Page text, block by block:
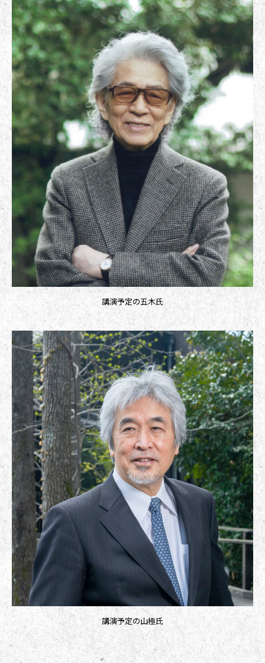
講演予定の五木氏
講演予定の山極氏